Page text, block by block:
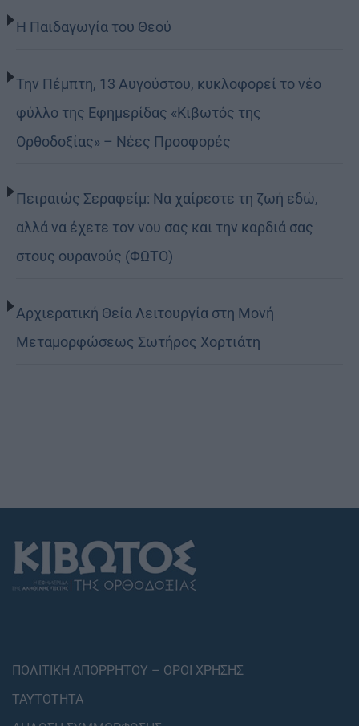
Η Παιδαγωγία του Θεού
Την Πέμπτη, 13 Αυγούστου, κυκλοφορεί το νέο
φύλλο της Εφημερίδας «Κιβωτός της
Ορθοδοξίας» – Νέες Προσφορές
Πειραιώς Σεραφείμ: Να χαίρεστε τη ζωή εδώ,
αλλά να έχετε τον νου σας και την καρδιά σας
στους ουρανούς (ΦΩΤΟ)
Αρχιερατική Θεία Λειτουργία στη Μονή
Μεταμορφώσεως Σωτήρος Χορτιάτη
ΠΟΛΙΤΙΚΗ ΑΠΟΡΡΗΤΟΥ – ΟΡΟΙ ΧΡΗΣΗΣ
ΤΑΥΤΟΤΗΤΑ